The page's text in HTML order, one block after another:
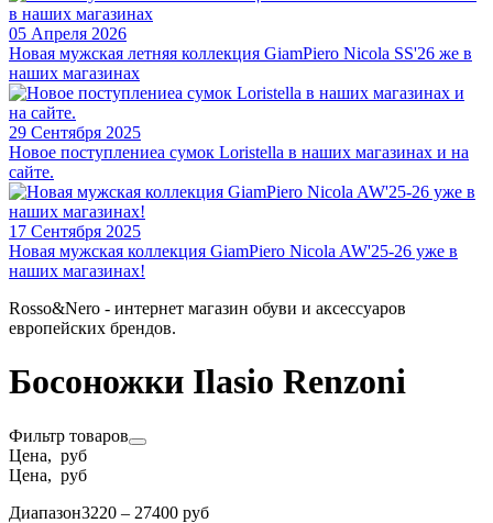
05 Апреля 2026
Новая мужская летняя коллекция GiamPiero Nicola SS'26 же в
наших магазинах
29 Сентября 2025
Новое поступлениеа сумок Loristella в наших магазинах и на
сайте.
17 Сентября 2025
Новая мужская коллекция GiamPiero Nicola AW'25-26 уже в
наших магазинах!
Rosso&Nero - интернет магазин обуви и аксессуаров
европейских брендов.
Босоножки Ilasio Renzoni
Фильтр товаров
Цена, руб
Цена, руб
Диапазон3220 – 27400 руб